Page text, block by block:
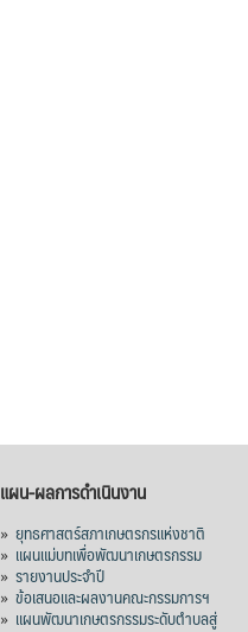
แผน-ผลการดำเนินงาน
» ยุทธศาสตร์สภาเกษตรกรแห่งชาติ
» แผนแม่บทเพื่อพัฒนาเกษตรกรรม
» รายงานประจำปี
» ข้อเสนอและผลงานคณะกรรมการฯ
» แผนพัฒนาเกษตรกรรมระดับตำบลสู่